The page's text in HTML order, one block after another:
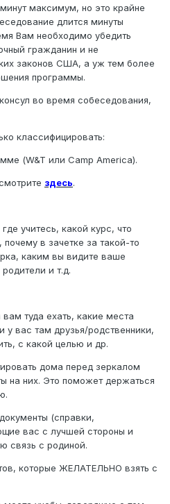
максимум, но это крайне
длится минуты
Вам необходимо убедить
гражданин и не
законов США, а уж тем более
программы.
во время собеседования,
классифицировать:
(W&T или Camp America).
здесь.
учитесь, какой курс, что
в зачетке за такой-то
каким вы видите ваше
и т.д.
туда ехать, какие места
у вас там друзья/родственники,
с какой целью и др.
дома перед зеркалом
на них. Это поможет держаться
(справки,
вас с лучшей стороны и
связь с родиной.
которые ЖЕЛАТЕЛЬНО взять с